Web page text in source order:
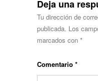
Deja una
Tu dirección de
publicada. Los
marcados con *
Comentario *